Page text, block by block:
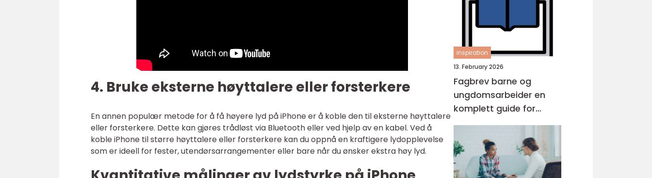
4. Bruke eksterne høyttalere eller forsterkere
En annen populær metode for å få høyere lyd på iPhone er å koble den til eksterne høyttalere
eller forsterkere. Dette kan gjøres trådløst via Bluetooth eller ved hjelp av en kabel. Ved å
koble iPhone til større høyttalere eller forsterkere kan du oppnå en kraftigere lydopplevelse
som er ideell for fester, utendørsarrangementer eller bare når du ønsker ekstra høy lyd.
inspiration
13. February 2026
Fagbrev barne og
ungdomsarbeider en
komplett guide for
voksne